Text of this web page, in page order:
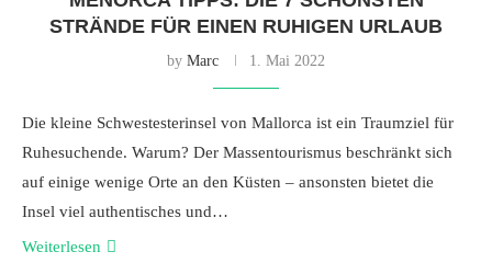
STRÄNDE FÜR EINEN RUHIGEN URLAUB
by Marc 1. Mai 2022
Die kleine Schwestesterinsel von Mallorca ist ein Traumziel für
Ruhesuchende. Warum? Der Massentourismus beschränkt sich
auf einige wenige Orte an den Küsten – ansonsten bietet die
Insel viel authentisches und…
Weiterlesen